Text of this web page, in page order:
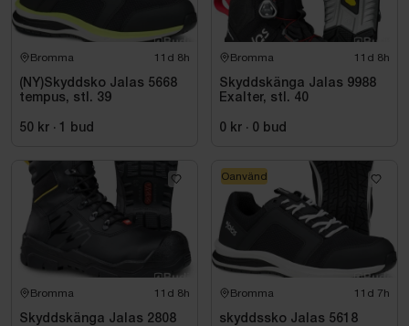
Bromma 11d 8h
(NY)Skyddsko Jalas 5668
tempus, stl. 39
50 kr · 1 bud
Bromma 11d 8h
Skyddskänga Jalas 9988
Exalter, stl. 40
0 kr · 0 bud
Bromma 11d 8h
Skyddskänga Jalas 2808
Bromma 11d 7h
skyddssko Jalas 5618
Oanvänd